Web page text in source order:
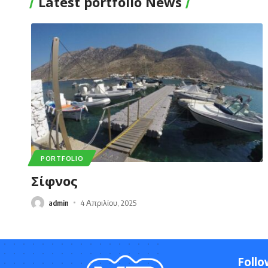
PORTFOLIO
Σίφνος
admin 4 Απριλίου, 2025